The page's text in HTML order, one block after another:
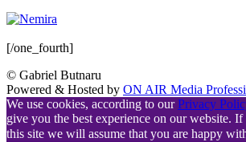
[/one_fourth]
© Gabriel Butnaru
Powered & Hosted by ON AIR Media
We use cookies, according to ourPrivacy
give you the best experience on our website.
this site we will assume that you are happy